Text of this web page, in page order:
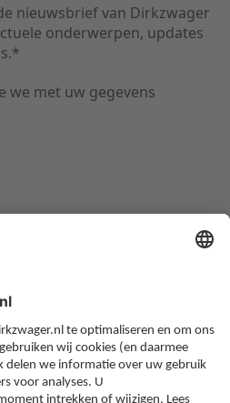
nieuwsbrief van Dirkzwager
onderwerpen, updates
*
we met uw gegevens